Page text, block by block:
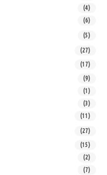
(4)
(6)
(5)
(27)
(17)
(9)
(1)
(3)
(11)
(27)
(15)
(2)
(7)